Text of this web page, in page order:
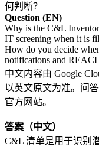
何判断？
Question (EN)
Why is the C&L
IT screening when it is
How do you decide
notifications and
中文内容由 Google
以英文原文为准。问
官方网站。
答案（中文）
C&L 清单是用于识别